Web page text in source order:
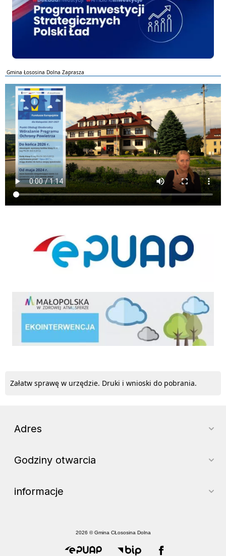
Gmina Łososina Dolna Zaprasza
ekointerwencja
Załatw sprawę w urzędzie. Druki i wnioski do pobrania.
Adres
Godziny otwarcia
informacje
2026 © Gmina CŁososina Dolna